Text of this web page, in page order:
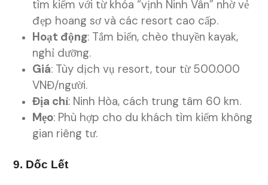
tìm kiếm với từ khóa “vịnh Ninh Vân” nhờ vẻ
đẹp hoang sơ và các resort cao cấp.
Hoạt động: Tắm biển, chèo thuyền kayak,
nghỉ dưỡng.
Giá: Tùy dịch vụ resort, tour từ 500.000
VNĐ/người.
Địa chỉ: Ninh Hòa, cách trung tâm 60 km.
Mẹo: Phù hợp cho du khách tìm kiếm không
gian riêng tư.
9. Dốc Lết